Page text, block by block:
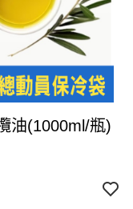
油(1000ml/瓶)